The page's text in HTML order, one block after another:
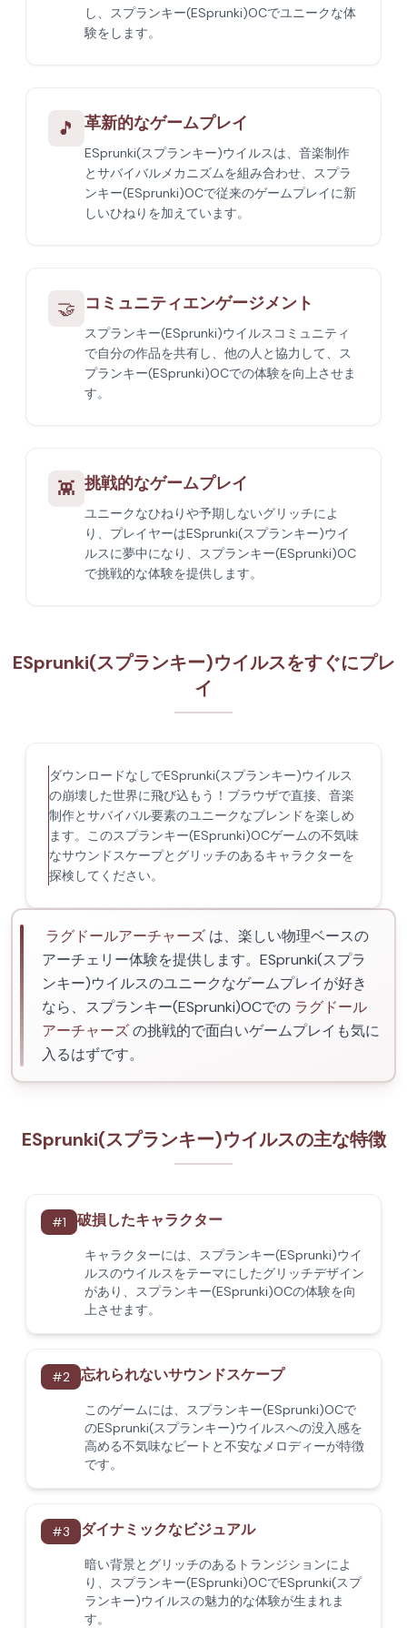
し、スプランキー(ESprunki)OCでユニークな体
験をします。
🎵 革新的なゲームプレイ
ESprunki(スプランキー)ウイルスは、音楽制作
とサバイバルメカニズムを組み合わせ、スプラ
ンキー(ESprunki)OCで従来のゲームプレイに新
しいひねりを加えています。
🤝 コミュニティエンゲージメント
スプランキー(ESprunki)ウイルスコミュニティ
で自分の作品を共有し、他の人と協力して、ス
プランキー(ESprunki)OCでの体験を向上させま
す。
👾 挑戦的なゲームプレイ
ユニークなひねりや予期しないグリッチによ
り、プレイヤーはESprunki(スプランキー)ウイ
ルスに夢中になり、スプランキー(ESprunki)OC
で挑戦的な体験を提供します。
ESprunki(スプランキー)ウイルスをすぐにプレ
イ
ダウンロードなしでESprunki(スプランキー)ウイルス
の崩壊した世界に飛び込もう！ブラウザで直接、音楽
制作とサバイバル要素のユニークなブレンドを楽しめ
ます。このスプランキー(ESprunki)OCゲームの不気味
なサウンドスケープとグリッチのあるキャラクターを
探検してください。
ラグドールアーチャーズ は、楽しい物理ベースの
アーチェリー体験を提供します。ESprunki(スプラ
ンキー)ウイルスのユニークなゲームプレイが好き
なら、スプランキー(ESprunki)OCでの ラグドール
アーチャーズの挑戦的で面白いゲームプレイも気に
入るはずです。
ESprunki(スプランキー)ウイルスの主な特徴
#1 破損したキャラクター
キャラクターには、スプランキー(ESprunki)ウイ
ルスのウイルスをテーマにしたグリッチデザイン
があり、スプランキー(ESprunki)OCの体験を向
上させます。
#2 忘れられないサウンドスケープ
このゲームには、スプランキー(ESprunki)OCで
のESprunki(スプランキー)ウイルスへの没入感を
高める不気味なビートと不安なメロディーが特徴
です。
#3 ダイナミックなビジュアル
暗い背景とグリッチのあるトランジションによ
り、スプランキー(ESprunki)OCでESprunki(スプ
ランキー)ウイルスの魅力的な体験が生まれま
す。